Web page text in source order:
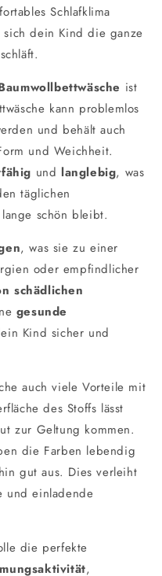
Schlafklima
dein Kind die ganze
ist
kann problemlos
und behält auch
und Weichheit.
und langlebig, was
täglichen
schön bleibt.
, was sie zu einer
oder empfindlicher
schädlichen
gesunde
Kind sicher und
auch viele Vorteile mit
des Stoffs lässt
zur Geltung kommen.
die Farben lebendig
gut aus. Dies verleiht
und einladende
die perfekte
,